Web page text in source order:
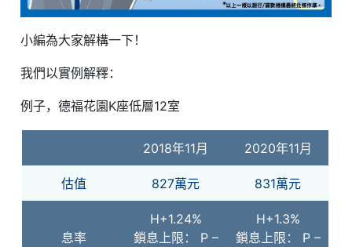
小編為大家解構一下！
我們以實例解釋：
例子，德福花園K座低層12室
2018年11月 2020年11月
估值 827萬元 831萬元
息率
H+1.24%
鎖息上限： P –
H+1.3%
鎖息上限： P –